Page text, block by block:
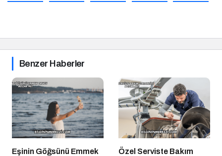
Benzer Haberler
Eşinin Göğsünü Emmek
Özel Serviste Bakım